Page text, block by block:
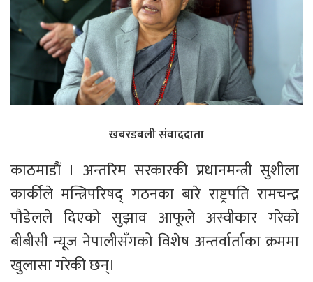
खबरडबली संवाददाता
काठमाडौं । अन्तरिम सरकारकी प्रधानमन्त्री सुशीला
कार्कीले मन्त्रिपरिषद् गठनका बारे राष्ट्रपति रामचन्द्र
पौडेलले दिएको सुझाव आफूले अस्वीकार गरेको
बीबीसी न्यूज नेपालीसँगको विशेष अन्तर्वार्ताका क्रममा
खुलासा गरेकी छन्।